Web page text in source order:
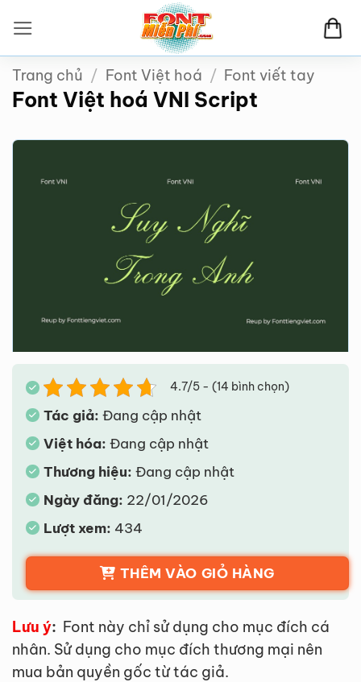
qua
nội
dung
Trang chủ / Font Việt hoá / Font viết tay
Font Việt hoá VNI Script
4.7/5 - (14 bình chọn)
Tác giả: Đang cập nhật
Việt hóa: Đang cập nhật
Thương hiệu: Đang cập nhật
Ngày đăng: 22/01/2026
Lượt xem: 434
THÊM VÀO GIỎ HÀNG
Lưu ý: Font này chỉ sử dụng cho mục đích cá
nhân. Sử dụng cho mục đích thương mại nên
mua bản quyền gốc từ tác giả.